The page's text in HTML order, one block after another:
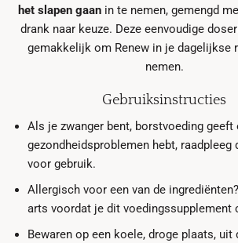
het slapen gaanin te nemen, gemengd
drank naar keuze. Deze eenvoudige
gemakkelijk om Renew in je dagelijkse
nemen.
Gebruiksinstructies
Als je zwanger bent, borstvoeding geeft
gezondheidsproblemen hebt, raadpleeg
voor gebruik.
Allergisch voor een van de
arts voordat je dit voedingssupplement
Bewaren op een koele, droge plaats, uit